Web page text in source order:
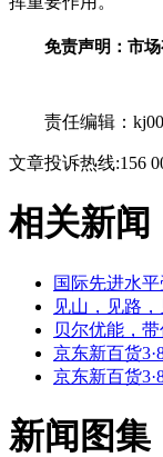
免责声明：市
责任编辑：
文章投诉热线:156
相关新闻
国际先进水
见山，见路
贝尔优能，
京东新百货
京东新百货
新闻图集